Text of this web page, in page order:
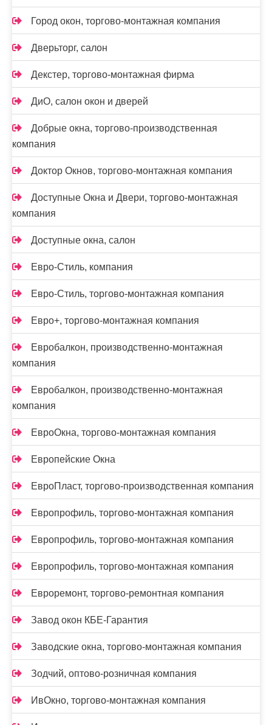
Город окон, торгово-монтажная компания
Дверьторг, салон
Декстер, торгово-монтажная фирма
ДиО, салон окон и дверей
Добрые окна, торгово-производственная
компания
Доктор Окнов, торгово-монтажная компания
Доступные Окна и Двери, торгово-монтажная
компания
Доступные окна, салон
Евро-Стиль, компания
Евро-Стиль, торгово-монтажная компания
Евро+, торгово-монтажная компания
Евробалкон, производственно-монтажная
компания
Евробалкон, производственно-монтажная
компания
ЕвроОкна, торгово-монтажная компания
Европейские Окна
ЕвроПласт, торгово-производственная компания
Европрофиль, торгово-монтажная компания
Европрофиль, торгово-монтажная компания
Европрофиль, торгово-монтажная компания
Евроремонт, торгово-ремонтная компания
Завод окон КБЕ-Гарантия
Заводские окна, торгово-монтажная компания
Зодчий, оптово-розничная компания
ИвОкно, торгово-монтажная компания